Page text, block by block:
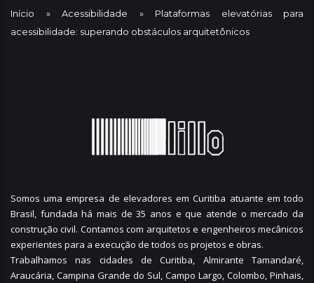
Início » Acessibilidade » Plataformas elevatórias para
acessibilidade: superando obstáculos arquitetônicos
Somos uma empresa de elevadores em Curitiba atuante em todo
Brasil, fundada há mais de 35 anos e que atende o mercado da
construção civil. Contamos com arquitetos e engenheiros mecânicos
experientes para a execução de todos os projetos e obras.
Trabalhamos nas cidades de Curitiba, Almirante Tamandaré,
Araucária, Campina Grande do Sul, Campo Largo, Colombo, Pinhais,